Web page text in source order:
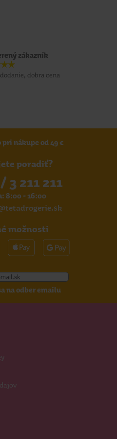
zákazník
dobra cena
nákupe od 49 €
poradiť?
3 211 211
8:00 - 16:00
možnosti
na odber emailu